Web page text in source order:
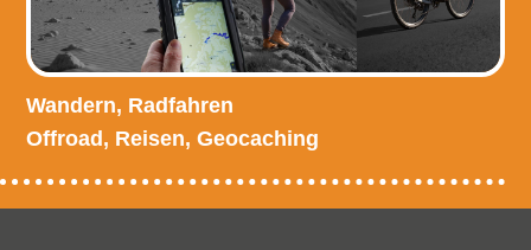
Wandern, Radfahren
Offroad, Reisen, Geocaching